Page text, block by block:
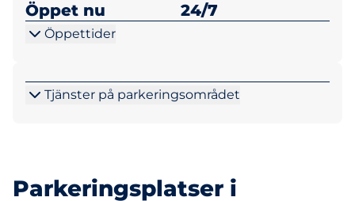
Öppet nu 24/7
Öppettider
Tjänster på parkeringsområdet
Parkeringsplatser i